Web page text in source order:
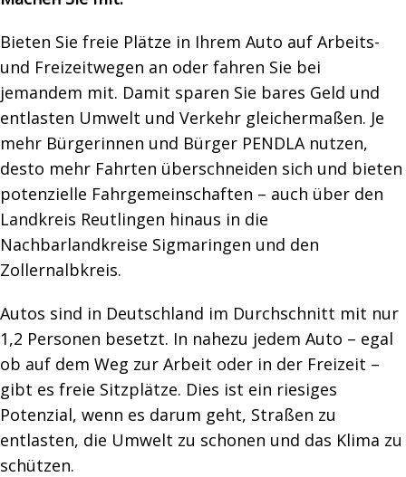
Bieten Sie freie Plätze in Ihrem Auto auf Arbeits-
und Freizeitwegen an oder fahren Sie bei
jemandem mit. Damit sparen Sie bares Geld und
entlasten Umwelt und Verkehr gleichermaßen. Je
mehr Bürgerinnen und Bürger PENDLA nutzen,
desto mehr Fahrten überschneiden sich und bieten
potenzielle Fahrgemeinschaften – auch über den
Landkreis Reutlingen hinaus in die
Nachbarlandkreise Sigmaringen und den
Zollernalbkreis.
Autos sind in Deutschland im Durchschnitt mit nur
1,2 Personen besetzt. In nahezu jedem Auto – egal
ob auf dem Weg zur Arbeit oder in der Freizeit –
gibt es freie Sitzplätze. Dies ist ein riesiges
Potenzial, wenn es darum geht, Straßen zu
entlasten, die Umwelt zu schonen und das Klima zu
schützen.